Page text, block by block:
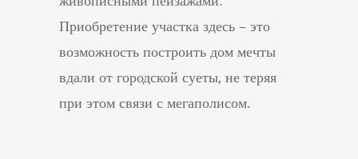
Приобретение участка здесь – это
возможность построить дом мечты
вдали от городской суеты, не теряя
при этом связи с мегаполисом.